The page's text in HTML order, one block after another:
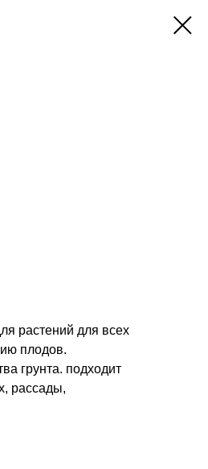
растений для всех
плодов.
грунта. подходит
рассады,